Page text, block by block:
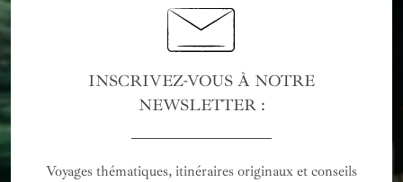
INSCRIVEZ-VOUS À NOTRE
NEWSLETTER :
Voyages thématiques, itinéraires originaux et conseils